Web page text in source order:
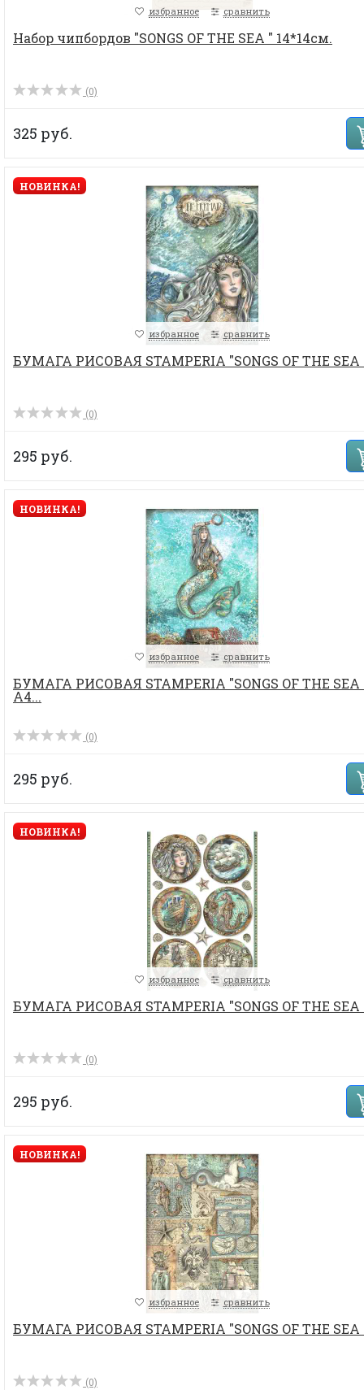
избранное сравнить
Набор чипбордов "SONGS OF THE SEA " 14*14см.
(0)
325 руб.
НОВИНКА!
избранное сравнить
БУМАГА РИСОВАЯ STAMPERIA "SONGS OF THE
(0)
295 руб.
НОВИНКА!
избранное сравнить
БУМАГА РИСОВАЯ STAMPERIA "SONGS OF THE SEA
А4...
(0)
295 руб.
НОВИНКА!
избранное сравнить
БУМАГА РИСОВАЯ STAMPERIA "SONGS OF THE
(0)
295 руб.
НОВИНКА!
избранное сравнить
БУМАГА РИСОВАЯ STAMPERIA "SONGS OF THE
(0)